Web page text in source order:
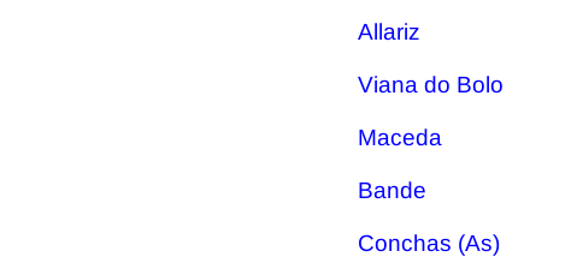
Allariz
Viana do Bolo
Maceda
Bande
Conchas (As)